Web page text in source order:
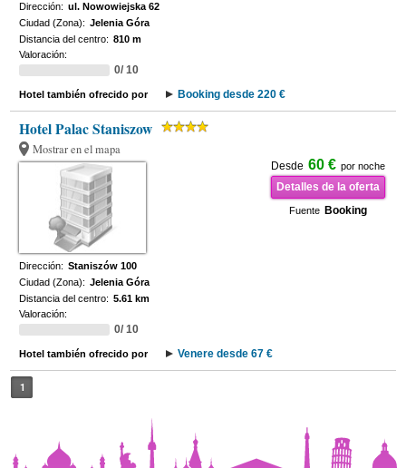
Dirección: ul. Nowowiejska 62
Ciudad (Zona): Jelenia Góra
Distancia del centro: 810 m
Valoración:
0/ 10
Hotel también ofrecido por Booking desde 220 €
Hotel Palac Staniszow
Mostrar en el mapa
Desde 60 € por noche
Detalles de la oferta
Fuente Booking
Dirección: Staniszów 100
Ciudad (Zona): Jelenia Góra
Distancia del centro: 5.61 km
Valoración:
0/ 10
Hotel también ofrecido por Venere desde 67 €
1